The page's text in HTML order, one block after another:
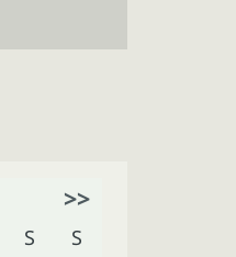
>>
S
S